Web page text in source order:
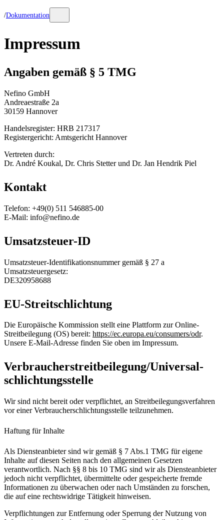
/Dokumentation
Impressum
Angaben gemäß § 5 TMG
Nefino GmbH
Andreaestraße 2a
30159 Hannover
Handelsregister: HRB 217317
Registergericht: Amtsgericht Hannover
Vertreten durch:
Dr. André Koukal, Dr. Chris Stetter und Dr. Jan Hendrik Piel
Kontakt
Telefon: +49(0) 511 546885-00
E-Mail: info@nefino.de
Umsatzsteuer-ID
Umsatzsteuer-Identifikationsnummer gemäß § 27 a
Umsatzsteuergesetz:
DE320958688
EU-Streitschlichtung
Die Europäische Kommission stellt eine Plattform zur Online-
Streitbeilegung (OS) bereit: https://ec.europa.eu/consumers/odr.
Unsere E-Mail-Adresse finden Sie oben im Impressum.
Verbraucher­streit­beilegung/Universal­
schlichtungs­stelle
Wir sind nicht bereit oder verpflichtet, an Streitbeilegungsverfahren
vor einer Verbraucherschlichtungsstelle teilzunehmen.
Haftung für Inhalte
Als Diensteanbieter sind wir gemäß § 7 Abs.1 TMG für eigene
Inhalte auf diesen Seiten nach den allgemeinen Gesetzen
verantwortlich. Nach §§ 8 bis 10 TMG sind wir als Diensteanbieter
jedoch nicht verpflichtet, übermittelte oder gespeicherte fremde
Informationen zu überwachen oder nach Umständen zu forschen,
die auf eine rechtswidrige Tätigkeit hinweisen.
Verpflichtungen zur Entfernung oder Sperrung der Nutzung von